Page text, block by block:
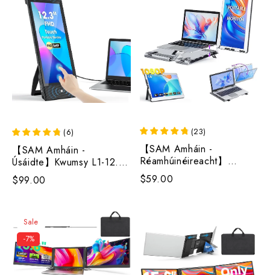
【SAM Amháin -
Úsáidte】Kwumsy L1-12.3"
Monatóir Inaistrithe le
Cainteoirí Dúbailte do
(6)
$99.00
【SAM Amháin -
Réamhúinéireacht】
Síneadh Scáileán Glúine
Monatóireachta
(23)
$59.00
Sale
-7%